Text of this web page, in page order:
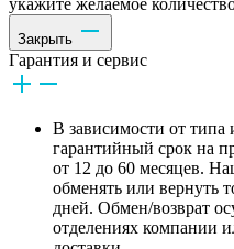
укажите желаемое
Закрыть
Гарантия и сервис
В зависимости от типа
гарантийный срок на
от 12 до 60 месяцев.
обменять или вернуть
дней. Обмен/возврат
отделениях компании